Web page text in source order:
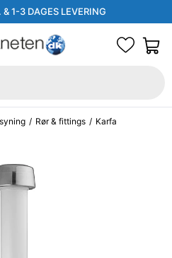
1-3 DAGES LEVERING
/ Rør & fittings / Karfa